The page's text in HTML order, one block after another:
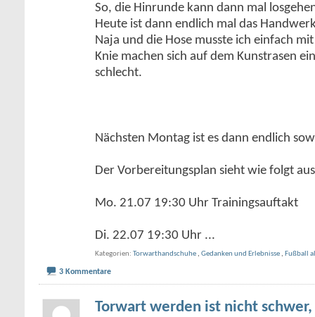
So, die Hinrunde kann dann mal
Heute ist dann endlich mal das
Naja und die Hose musste ich einfach
Knie machen sich auf dem Kunstrasen
schlecht.
Nächsten Montag ist es dann endlich
Der Vorbereitungsplan sieht wie folgt
Mo. 21.07 19:30 Uhr Trainingsauftakt
Di. 22.07 19:30 Uhr ...
Kategorien Torwarthandschuhe , Gedanken und Erlebnisse , Fußball
3 Kommentare
Torwart werden ist nicht